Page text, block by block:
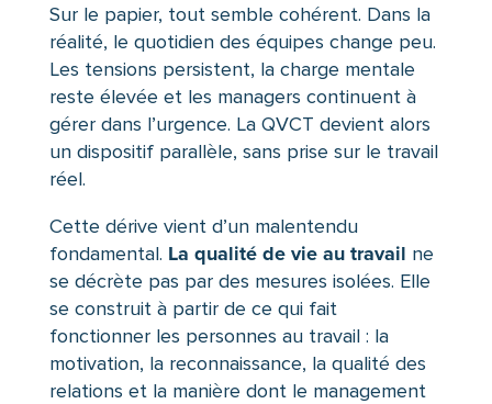
Sur le papier, tout semble cohérent. Dans la
réalité, le quotidien des équipes change peu.
Les tensions persistent, la charge mentale
reste élevée et les managers continuent à
gérer dans l’urgence. La QVCT devient alors
un dispositif parallèle, sans prise sur le travail
réel.
Cette dérive vient d’un malentendu
fondamental. La qualité de vie au travail ne
se décrète pas par des mesures isolées. Elle
se construit à partir de ce qui fait
fonctionner les personnes au travail : la
motivation, la reconnaissance, la qualité des
relations et la manière dont le management